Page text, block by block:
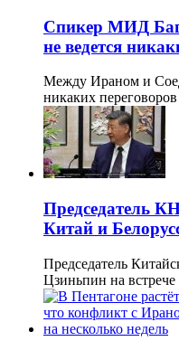
Спикер МИД
не ведется
Между Ираном и
никаких
Председатель
Китай и
Председатель
Цзиньпин на